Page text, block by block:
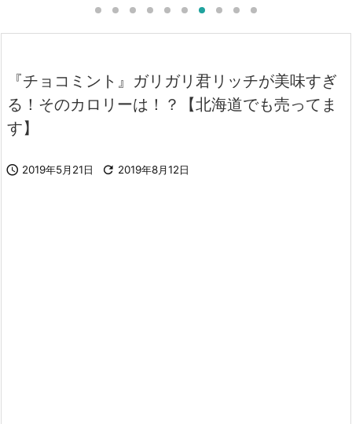
でも予約出来ます】
も売ってます】
『チョコミント』ガリガリ君リッチが美味すぎ
る！そのカロリーは！？【北海道でも売ってま
す】
 2019年5月21日  2019年8月12日